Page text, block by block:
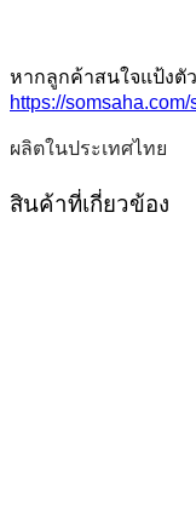
หากลูกค้าสนใจแป้งตั
https://
ผลิตในประเทศไทย
สินค้าที่เกี่ยวข้อง